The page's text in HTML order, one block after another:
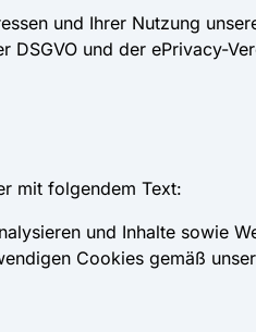
und Ihrer Nutzung
und der ePrivacy-
mit folgendem Text:
und Inhalte sowie
Cookies gemäß